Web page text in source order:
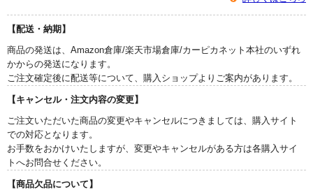
【配送・納期】
商品の発送は、Amazon倉庫/楽天市場倉庫/カーピカネット本社のいずれ
かからの発送になります。
ご注文確定後に配送等について、購入ショップよりご案内があります。
【キャンセル・注文内容の変更】
ご注文いただいた商品の変更やキャンセルにつきましては、購入サイト
での対応となります。
お手数をおかけいたしますが、変更やキャンセルがある方は各購入サイ
トへお問合せください。
【商品欠品について】